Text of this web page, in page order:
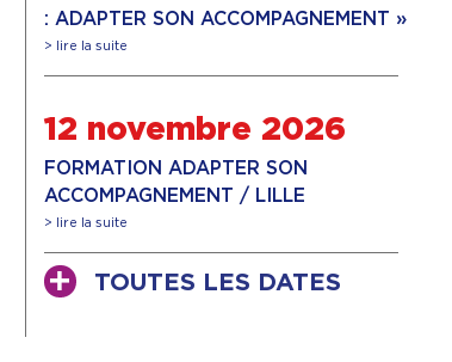
: ADAPTER SON ACCOMPAGNEMENT »
> lire la suite
12 novembre 2026
FORMATION ADAPTER SON
ACCOMPAGNEMENT / LILLE
> lire la suite
TOUTES LES DATES